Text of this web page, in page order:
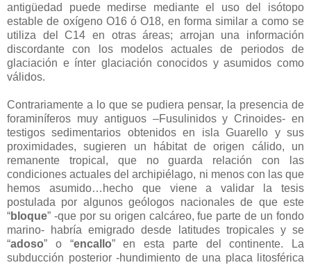
antigüedad puede medirse mediante el uso del isótopo
estable de oxígeno O16 ó O18, en forma similar a como se
utiliza del C14 en otras áreas; arrojan una información
discordante con los modelos actuales de periodos de
glaciación e ínter glaciación conocidos y asumidos como
válidos.
Contrariamente a lo que se pudiera pensar, la presencia de
foraminíferos muy antiguos –Fusulinidos y Crinoides- en
testigos sedimentarios obtenidos en isla Guarello y sus
proximidades, sugieren un hábitat de origen cálido, un
remanente tropical, que no guarda relación con las
condiciones actuales del archipiélago, ni menos con las que
hemos asumido…hecho que viene a validar la tesis
postulada por algunos geólogos nacionales de que este
“bloque” -que por su origen calcáreo, fue parte de un fondo
marino- habría emigrado desde latitudes tropicales y se
“adoso” o “encallo” en esta parte del continente. La
subducción posterior -hundimiento de una placa litosférica